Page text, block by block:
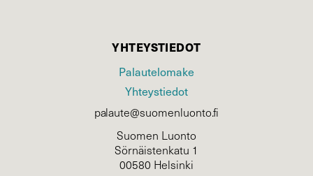
YHTEYSTIEDOT
Palautelomake
Yhteystiedot
palaute@suomenluonto.fi
Suomen Luonto
Sörnäistenkatu 1
00580 Helsinki